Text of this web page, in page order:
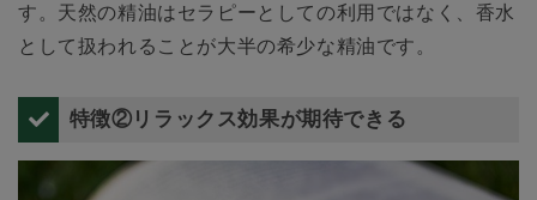
す。天然の精油はセラピーとしての利用ではなく、香水
として扱われることが大半の希少な精油です。
特徴②リラックス効果が期待できる